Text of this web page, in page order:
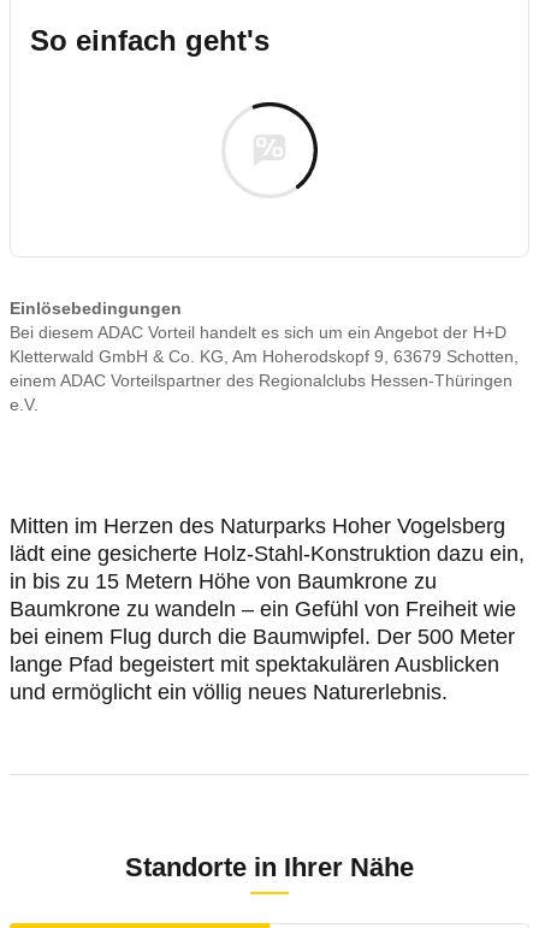
So einfach geht's
Einlösebedingungen
Bei diesem ADAC Vorteil handelt es sich um ein Angebot der H+D
Kletterwald GmbH & Co. KG, Am Hoherodskopf 9, 63679 Schotten,
einem ADAC Vorteilspartner des Regionalclubs Hessen-Thüringen
e.V.
Mitten im Herzen des Naturparks Hoher Vogelsberg
lädt eine gesicherte Holz-Stahl-Konstruktion dazu ein,
in bis zu 15 Metern Höhe von Baumkrone zu
Baumkrone zu wandeln – ein Gefühl von Freiheit wie
bei einem Flug durch die Baumwipfel. Der 500 Meter
lange Pfad begeistert mit spektakulären Ausblicken
und ermöglicht ein völlig neues Naturerlebnis.
Standorte in Ihrer Nähe